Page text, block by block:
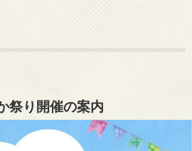
祭り開催の案内